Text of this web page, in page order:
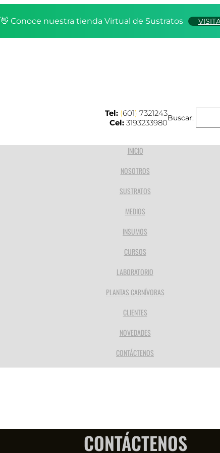
👋 Conoce nuestra tienda Virtual de Sustratos
Tel: (601) 7321243
Cel:3193233980Buscar:
INICIO
NOSOTROS
SUSTRATOS
MEDIOS
INSUMOS
CURSOS
LABORATORIO
PLANTAS CARNÍVORAS
CLIENTES
NOVEDADES
CONTÁCTENOS
CONTÁCTENOS